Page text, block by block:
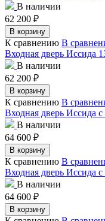
В наличии
62 200 ₽
В корзину
К сравнению В
Входная дверь Иссида
В наличии
62 200 ₽
В корзину
К сравнению В
Входная дверь Иссида
В наличии
64 600 ₽
В корзину
К сравнению В
Входная дверь Иссида
В наличии
64 600 ₽
В корзину